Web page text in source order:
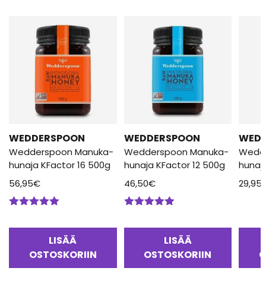
WEDDERSPOON
Wedderspoon Manuka-
hunaja KFactor 16 500g
56,95€
LISÄÄ
OSTOSKORIIN
WEDDERSPOON
Wedderspoon Manuka-
hunaja KFactor 12 500g
46,50€
LISÄÄ
OSTOSKORIIN
29,95